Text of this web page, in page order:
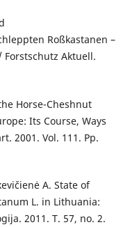
Roßkastanen –
Aktuell.
Horse-Cheshnut
Its Course, Ways
2001. Vol. 111. Pp.
A. State of
L. in Lithuania:
2011. T. 57, no. 2.